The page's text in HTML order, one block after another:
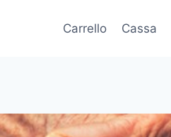
Carrello Cassa